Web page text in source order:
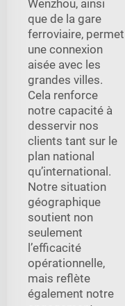
Wenzhou, ainsi
que de la gare
ferroviaire, permet
une connexion
aisée avec les
grandes villes.
Cela renforce
notre capacité à
desservir nos
clients tant sur le
plan national
qu’international.
Notre situation
géographique
soutient non
seulement
l’efficacité
opérationnelle,
mais reflète
également notre